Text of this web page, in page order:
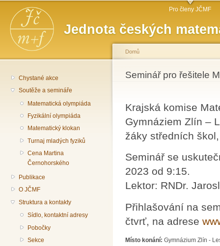
Jednota českých
Hlavní menu Pro členy JČMF
Chystané akce
Soutěže a semináře
Matematická olympiáda
Fyzikální olympiáda
Matematický klokan
Turnaj mladých fyziků
Cena Martina
Černohorského
Publikace
O JČMF
Struktura a kontakty
Sídlo, kontaktní adresy
Pobočky
Sekce
Jste zde
Domů
Seminář pro řešitele
Krajská komise
Gymnáziem Zlín –
žáky středních
Seminář se
2023 od 9:15.
Lektor: RNDr.
Přihlašování na
čtvrť, na adrese
Místo konání: Gymnázium Zlín -